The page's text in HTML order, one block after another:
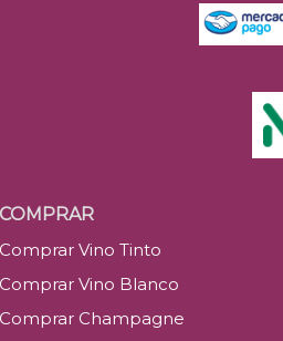
COMPRAR
Comprar Vino Tinto
Comprar Vino Blanco
Comprar Champagne